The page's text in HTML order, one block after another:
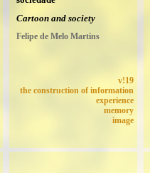
Cartoon and society
Felipe de Melo Martins
v!19
the construction of information
experience
memory
image